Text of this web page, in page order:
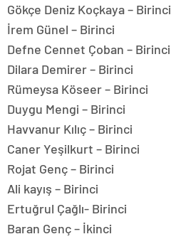
Gökçe Deniz Koçkaya – Birinci
İrem Günel – Birinci
Defne Cennet Çoban – Birinci
Dilara Demirer – Birinci
Rümeysa Köseer – Birinci
Duygu Mengi – Birinci
Havvanur Kılıç – Birinci
Caner Yeşilkurt – Birinci
Rojat Genç – Birinci
Ali kayış – Birinci
Ertuğrul Çağlı- Birinci
Baran Genç – İkinci